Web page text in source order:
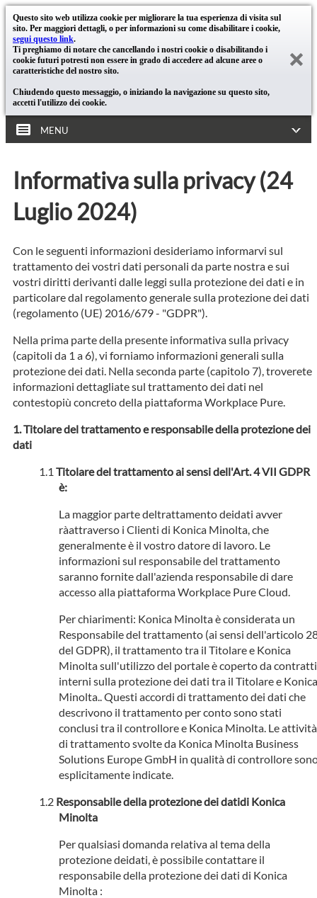
Questo sito web utilizza cookie per migliorare la tua esperienza di visita sul
sito. Per maggiori dettagli, o per informazioni su come disabilitare i cookie,
segui questo link.
Ti preghiamo di notare che cancellando i nostri cookie o disabilitando i
cookie futuri potresti non essere in grado di accedere ad alcune aree o
caratteristiche del nostro sito.
Chiudendo questo messaggio, o iniziando la navigazione su questo sito,
accetti l'utilizzo dei cookie.
MENU
Informativa sulla privacy (24
Luglio 2024)
Con le seguenti informazioni desideriamo informarvi sul
trattamento dei vostri dati personali da parte nostra e sui
vostri diritti derivanti dalle leggi sulla protezione dei dati e in
particolare dal regolamento generale sulla protezione dei dati
(regolamento (UE) 2016/679 - "GDPR").
Nella prima parte della presente informativa sulla privacy
(capitoli da 1 a 6), vi forniamo informazioni generali sulla
protezione dei dati. Nella seconda parte (capitolo 7), troverete
informazioni dettagliate sul trattamento dei dati nel
contestopiù concreto della piattaforma Workplace Pure.
Titolare del trattamento e responsabile della protezione dei
dati
Titolare del trattamento ai sensi dell'Art. 4 VII GDPR
è:
La maggior parte deltrattamento deidati avver
ràattraverso i Clienti di Konica Minolta, che
generalmente è il vostro datore di lavoro. Le
informazioni sul responsabile del trattamento
saranno fornite dall'azienda responsabile di dare
accesso alla piattaforma Workplace Pure Cloud.
Per chiarimenti: Konica Minolta è considerata un
Responsabile del trattamento (ai sensi dell'articolo
del GDPR), il trattamento tra il Titolare e Konica
Minolta sull'utilizzo del portale è coperto da contratti
interni sulla protezione dei dati tra il Titolare e Konica
Minolta.. Questi accordi di trattamento dei dati che
descrivono il trattamento per conto sono stati
conclusi tra il controllore e Konica Minolta. Le attività
di trattamento svolte da Konica Minolta Business
Solutions Europe GmbH in qualità di controllore
esplicitamente indicate.
Responsabile della protezione dei datidi Konica
Minolta
Per qualsiasi domanda relativa al tema della
protezione deidati, è possibile contattare il
responsabile della protezione dei dati di Konica
Minolta :